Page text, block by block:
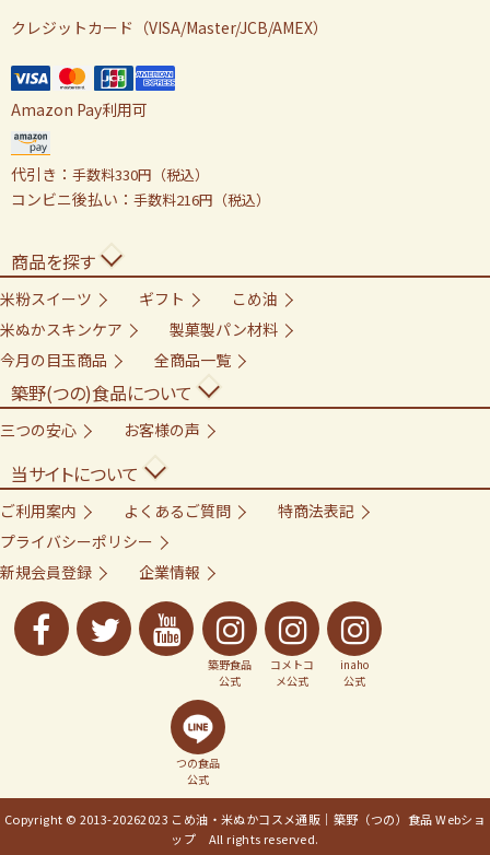
クレジットカード（VISA/Master/JCB/AMEX）
Amazon Pay利用可
代引き： 手数料330円（税込）
コンビニ後払い： 手数料216円（税込）
商品を探す
米粉スイーツ ギフト
こめ油
米ぬかスキンケア
製菓製パン材料
今月の目玉商品
全商品一覧
築野(つの)食品について
三つの安心 お客様の声
当サイトについて
ご利用案内 よくあるご質問
特商法表記
プライバシーポリシー
新規会員登録
企業情報
築野食品
公式
コメトコ
メ公式
inaho
公式
つの食品
公式
Copyright © 2013-20262023 こめ油・米ぬかコスメ通販｜築野（つの）食品 Webショ
ップ All rights reserved.